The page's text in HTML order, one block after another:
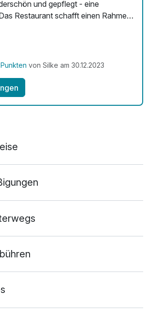
und gepflegt - eine
Restaurant schafft einen Rahmen
hinsichtlich der Einrichtung als
Diese sind sowohl sehr
Vielen Dank für den tollen und
von Silke am 30.12.2023